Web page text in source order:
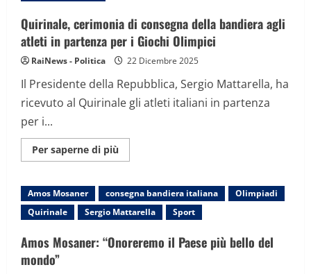
Giochi
Olimpici
Quirinale, cerimonia di consegna della bandiera agli
atleti in partenza per i Giochi Olimpici
RaiNews - Politica 22 Dicembre 2025
Il Presidente della Repubblica, Sergio Mattarella, ha
ricevuto al Quirinale gli atleti italiani in partenza
per i...
Per saperne di più
informazioni
cerimonia
di
consegna
della
atleti
Amos Mosaner consegna bandiera italiana
Olimpiadi
Quirinale
Sergio Mattarella Sport
Amos Mosaner: “Onoreremo il Paese più bello del
mondo”